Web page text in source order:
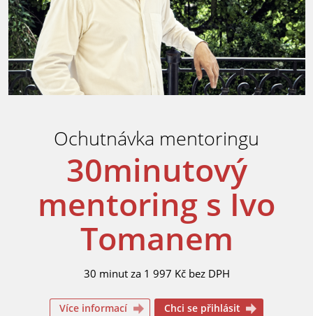
Ochutnávka mentoringu
30minutový
mentoring s Ivo
Tomanem
30 minut za 1 997 Kč bez DPH
Více informací Chci se přihlásit